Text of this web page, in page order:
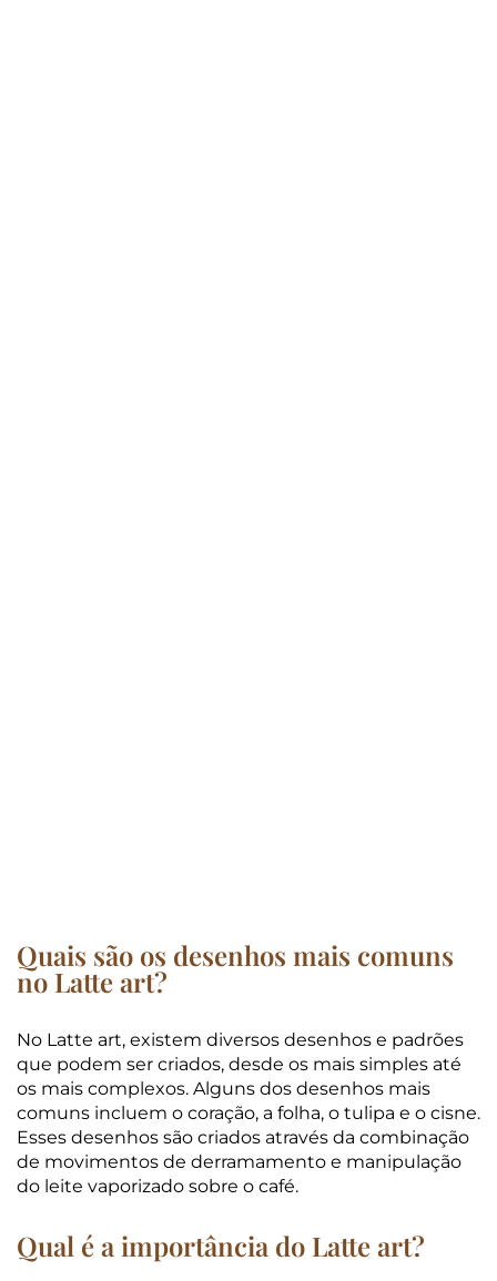
Quais são os desenhos mais comuns
no Latte art?
No Latte art, existem diversos desenhos e padrões
que podem ser criados, desde os mais simples até
os mais complexos. Alguns dos desenhos mais
comuns incluem o coração, a folha, o tulipa e o cisne.
Esses desenhos são criados através da combinação
de movimentos de derramamento e manipulação
do leite vaporizado sobre o café.
Qual é a importância do Latte art?